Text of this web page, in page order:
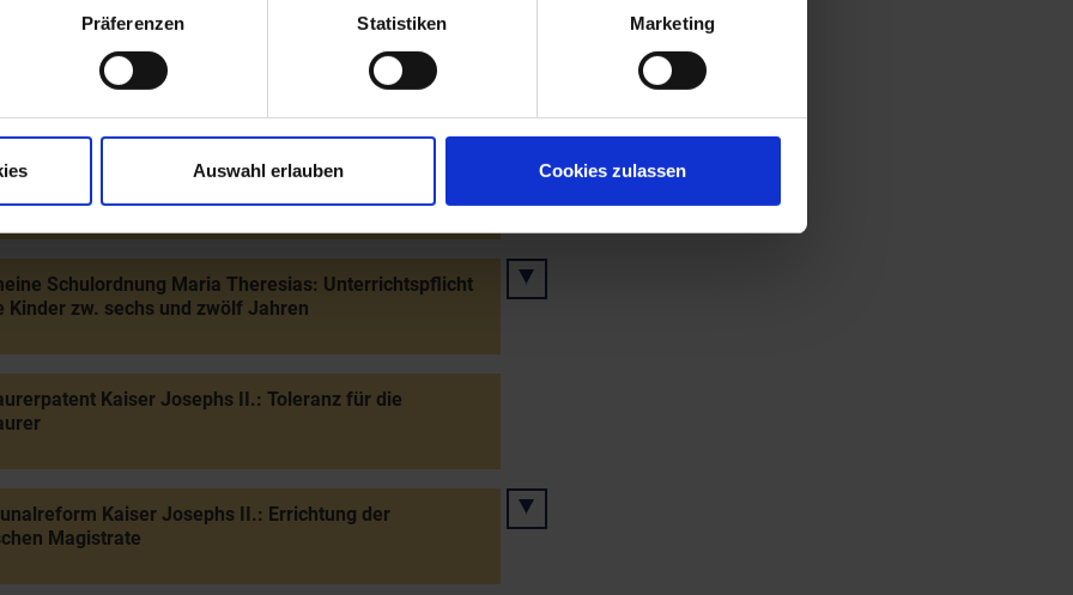
Präferenzen Statistiken Marketing
Auswahl erlauben Cookies zulassen
Nieder- und Oberrösterreichs durch die
Schulordnung Maria Theresias: Unterrichtspflicht
Kinder zw. sechs und zwölf Jahren
Kaiser Josephs II.: Toleranz für die
Kaiser Josephs II.: Errichtung der
Magistrate